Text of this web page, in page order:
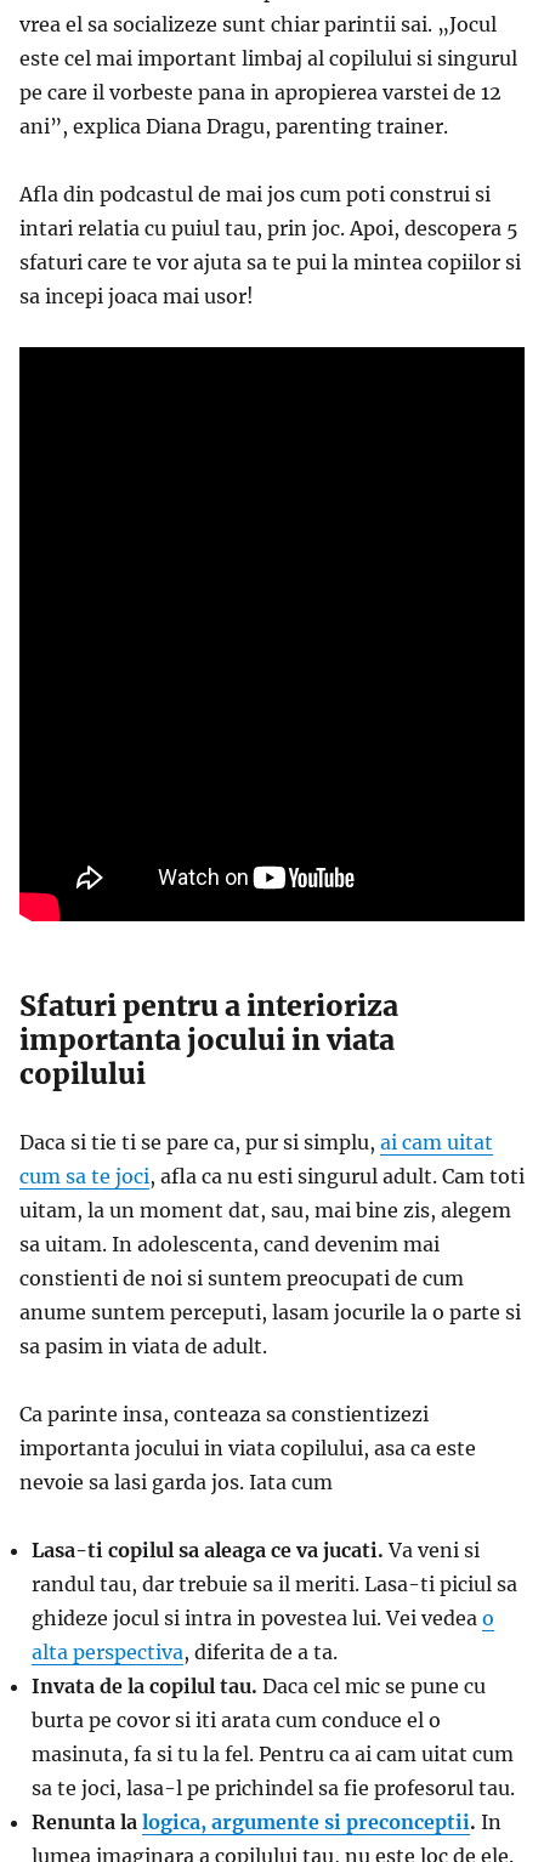
vrea el sa socializeze sunt chiar parintii sai. „Jocul
este cel mai important limbaj al copilului si singurul
pe care il vorbeste pana in apropierea varstei de 12
ani”, explica Diana Dragu, parenting trainer.
Afla din podcastul de mai jos cum poti construi si
intari relatia cu puiul tau, prin joc. Apoi, descopera 5
sfaturi care te vor ajuta sa te pui la mintea copiilor si
sa incepi joaca mai usor!
Sfaturi pentru a interioriza
importanta jocului in viata
copilului
Daca si tie ti se pare ca, pur si simplu, ai cam uitat
cum sa te joci, afla ca nu esti singurul adult. Cam toti
uitam, la un moment dat, sau, mai bine zis, alegem
sa uitam. In adolescenta, cand devenim mai
constienti de noi si suntem preocupati de cum
anume suntem perceputi, lasam jocurile la o parte si
sa pasim in viata de adult.
Ca parinte insa, conteaza sa constientizezi
importanta jocului in viata copilului, asa ca este
nevoie sa lasi garda jos. Iata cum
Lasa-ti copilul sa aleaga ce va jucati. Va veni si
randul tau, dar trebuie sa il meriti. Lasa-ti piciul sa
ghideze jocul si intra in povestea lui. Vei vedea o
alta perspectiva, diferita de a ta.
Invata de la copilul tau. Daca cel mic se pune cu
burta pe covor si iti arata cum conduce el o
masinuta, fa si tu la fel. Pentru ca ai cam uitat cum
sa te joci, lasa-l pe prichindel sa fie profesorul tau.
Renunta la logica, argumente si preconceptii. In
lumea imaginara a copilului tau, nu este loc de ele.